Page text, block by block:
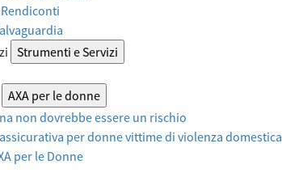
Strumenti e Servizi
AXA per le donne
non dovrebbe essere un rischio
per donne vittime di violenza domestica
per le Donne